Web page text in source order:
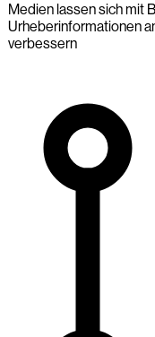
Medien lassen sich mit
Urheberinformationen
verbessern